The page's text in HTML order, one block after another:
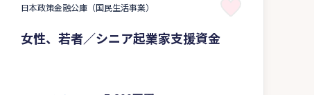
日本政策金融公庫（国民生活事業）
女性、若者／シニア起業家支援資金